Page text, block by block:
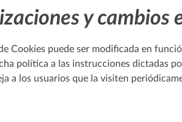
y cambios
Cookies puede ser modificada en
política a las instrucciones dictadas
a los usuarios que la visiten